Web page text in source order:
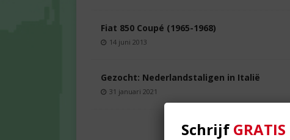
Fiat 850 Coupé (1965-1968)
14 juni 2013
Gezocht: Nederlandstaligen in Italië
31 januari 2021
Schrijf GRATIS